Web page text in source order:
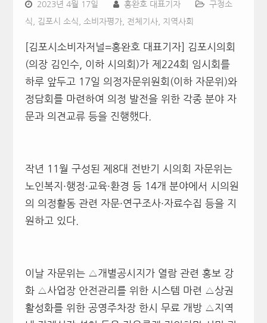
2023년 4월 17일 홍완호 대표기자 구정소
식 김포시 소식 소비자평가, 전체기사, 지역사회
[김포시소비자저널=홍완호 대표기자] 김포시의회
(의장 김인수, 이하 시의회)가 제224회 임시회를
하루 앞두고 17일 의정자문위원회(이하 자문위)와
정담회를 마련하여 의정 발전을 위한 각종 분야 자
문과 의견교류 등을 진행했다.
작년 11월 구성된 제8대 전반기 시의회 자문위는
노인복지·행정·교육·환경 등 14개 분야에서 시의원
의 의정활동 관련 자문·연구조사·자료수집 등을 지
원하고 있다.
이날 자문위는 △개별공시지가 열람 관련 홍보 강
화 △사업장 안전관리를 위한 시스템 마련 △상권
활성화를 위한 공영주차장 한시 무료 개방 △지역